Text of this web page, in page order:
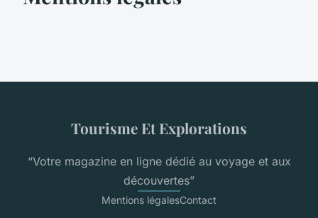
Tourisme Et Explorations
“Votre magazine en ligne dédié au voyage et aux
découvertes”
Mentions légalesContact